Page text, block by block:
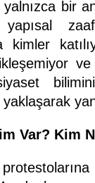
yalnızca bir
yapısal
kimler
Var? Kim